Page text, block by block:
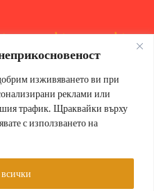
изживяването ви при
реклами или
трафик. Щраквайки върху
с използването на
℃ 33 ℃
Етрополе за хората |